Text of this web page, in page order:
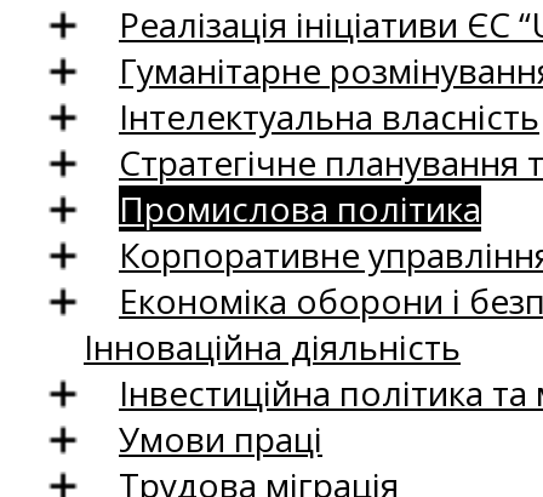
Реалізація ініціативи ЄС
Гуманітарне
Інтелектуальна власність
Стратегічне
Промислова політика
Корпоративне
Економіка оборони і
Інноваційна діяльність
Інвестиційна політика
Умови праці
Трудова міграція